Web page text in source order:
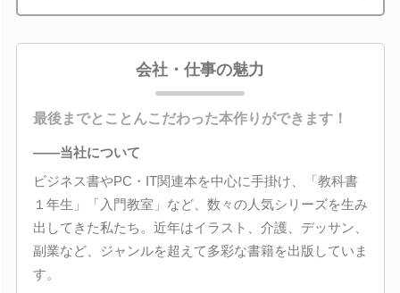
会社・仕事の魅力
最後までとことんこだわった本作りができます！
――当社について
ビジネス書やPC・IT関連本を中心に手掛け、「教科書
１年生」「入門教室」など、数々の人気シリーズを生み
出してきた私たち。近年はイラスト、介護、デッサン、
副業など、ジャンルを超えて多彩な書籍を出版していま
す。